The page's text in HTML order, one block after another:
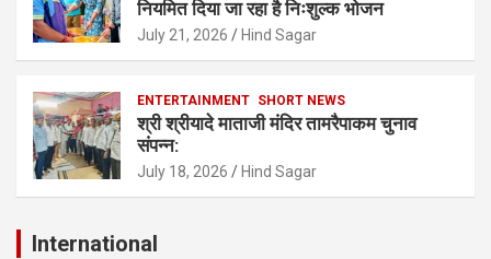
नियमित दिया जा रहा है निःशुल्क भोजन
July 21, 2026 Hind Sagar
ENTERTAINMENT SHORT NEWS
श्री श्रीयादे माताजी मंदिर तामरैपाकम चुनाव
संपन्न:
July 18, 2026 Hind Sagar
International